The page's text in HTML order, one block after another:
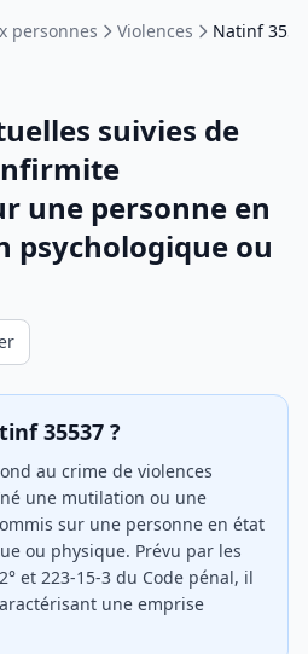
personnes Violences Natinf
suivies de
une personne en
psychologique ou
35537 ?
au crime de violences
une mutilation ou une
sur une personne en état
ou physique. Prévu par les
et 223-15-3 du Code pénal, il
une emprise